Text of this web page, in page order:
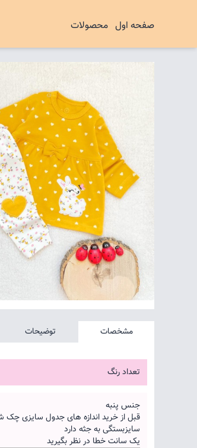
صفحه اول محصولات
مشخصات توضیحات
تعداد رنگ
جنس پنبه
قبل از خرید اندازه های جدول سایزی چک
سایزبستگی به جثه دارد
یک سانت خطا در نظر بگیرید